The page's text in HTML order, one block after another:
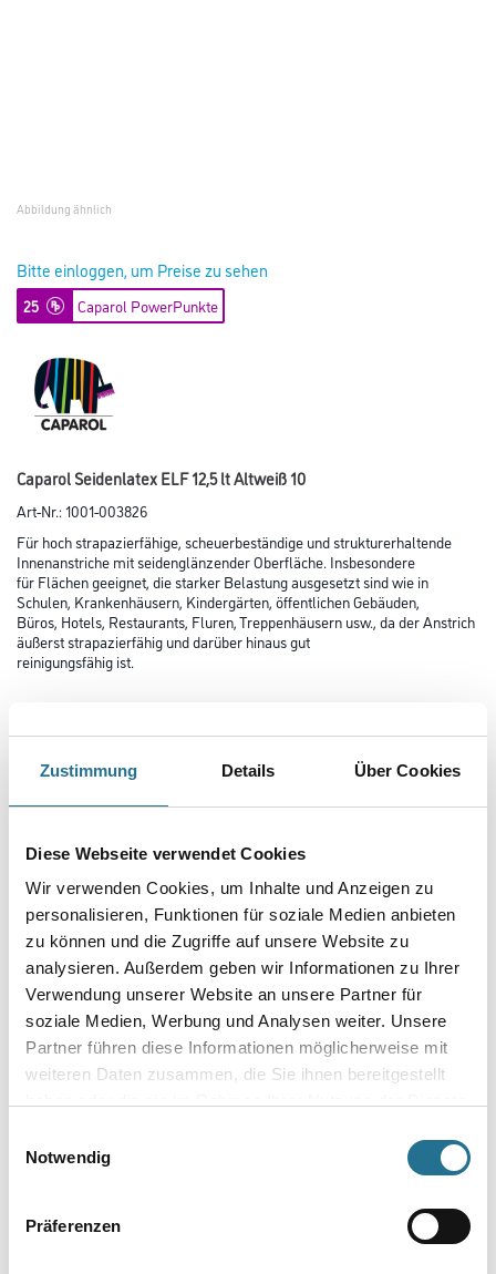
Zustimmung Details Über Cookies
Diese Webseite verwendet Cookies
Wir verwenden Cookies, um Inhalte und Anzeigen zu
personalisieren, Funktionen für soziale Medien anbieten
zu können und die Zugriffe auf unsere Website zu
analysieren. Außerdem geben wir Informationen zu Ihrer
Verwendung unserer Website an unsere Partner für
soziale Medien, Werbung und Analysen weiter. Unsere
Partner führen diese Informationen möglicherweise mit
weiteren Daten zusammen, die Sie ihnen bereitgestellt
Notwendig
Präferenzen
Abbildung ähnlich
Bitte einloggen, um Preise zu sehen
25 Caparol PowerPunkte
Caparol Seidenlatex ELF 12,5 lt Altweiß 10
Art-Nr.:1001-003826
Für hoch strapazierfähige, scheuerbeständige und strukturerhaltende
Innenanstriche mit seidenglänzender Oberfläche. Insbesondere
für Flächen geeignet, die starker Belastung ausgesetzt sind wie in
Schulen, Krankenhäusern, Kindergärten, öffentlichen Gebäuden,
Büros, Hotels, Restaurants, Fluren, Treppenhäusern usw., da der Anstrich
äußerst strapazierfähig und darüber hinaus gut
reinigungsfähig ist.
Gebinde
Umrechnungsfaktoren